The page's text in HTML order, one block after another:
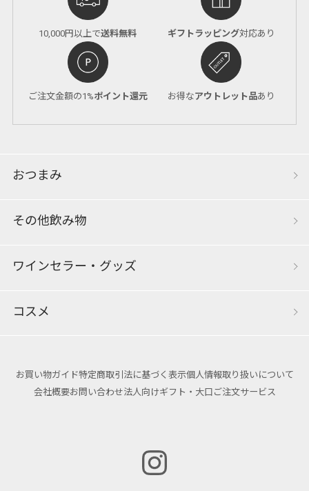
10,000円以上で送料無料 ギフトラッピング対応あり
ご注文金額の1%ポイント還元 お得なアウトレット品あり
おつまみ
その他飲み物
ワインセラー・グッズ
コスメ
お買い物ガイド特定商取引法に基づく表示個人情報取り扱いについて
会社概要お問い合わせ法人向けギフト・大口ご注文サービス